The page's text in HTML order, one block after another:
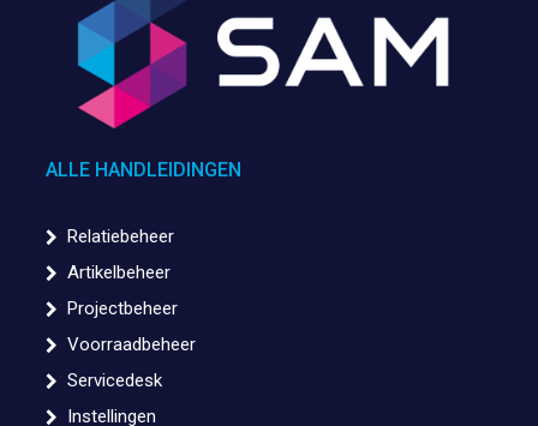
ALLE HANDLEIDINGEN
Relatiebeheer
Artikelbeheer
Projectbeheer
Voorraadbeheer
Servicedesk
Instellingen